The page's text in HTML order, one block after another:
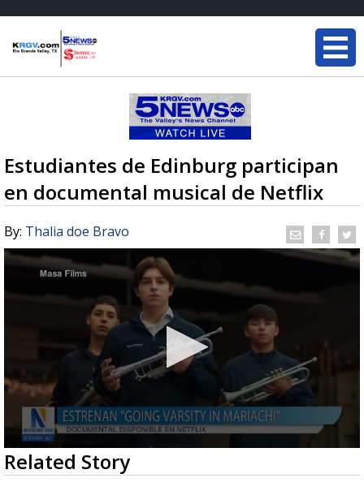
Estudiantes de Edinburg participan
en documental musical de Netflix
By: Thalia doe Bravo
0
seconds
of
Related Story